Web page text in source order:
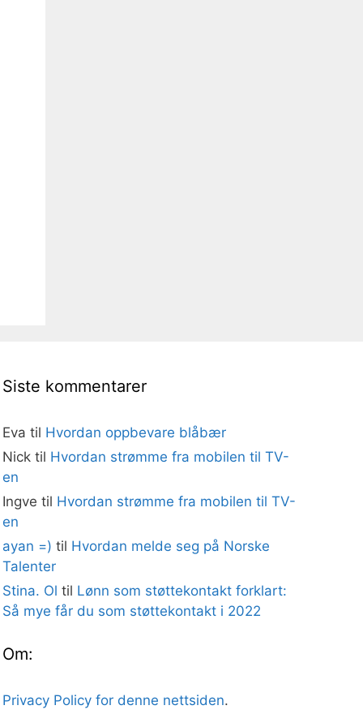
Siste kommentarer
Eva til Hvordan oppbevare blåbær
Nicktil Hvordan strømme fra mobilen til TV-
en
Ingve til Hvordan strømme fra mobilen til TV-
en
ayan =) til Hvordan melde seg på Norske
Talenter
Stina. Ol til Lønn som støttekontakt forklart:
Så mye får du som støttekontakt i 2022
Om:
Privacy Policy for denne nettsiden.